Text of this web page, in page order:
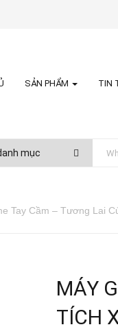
SẢN PHẨM TIN
Tay Cầm – Tương Lai
MÁY
TÍCH